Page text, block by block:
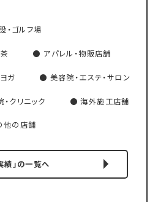
・ゴルフ場
アパレル・物販店舗
ガ 美容院・エステ・サロン
・クリニック 海外施工店舗
他の店舗
績」の一覧へ